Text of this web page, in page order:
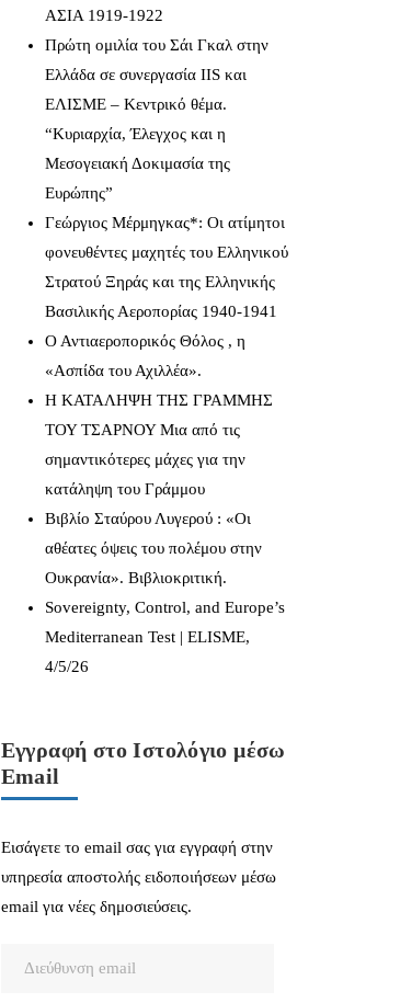
ΑΣΙΑ 1919-1922
Πρώτη ομιλία του Σάι Γκαλ στην
Ελλάδα σε συνεργασία IIS και
ΕΛΙΣΜΕ – Κεντρικό θέμα.
“Κυριαρχία, Έλεγχος και η
Μεσογειακή Δοκιμασία της
Ευρώπης”
Γεώργιος Μέρμηγκας*: Οι ατίμητοι
φονευθέντες μαχητές του Ελληνικού
Στρατού Ξηράς και της Ελληνικής
Βασιλικής Αεροπορίας 1940-1941
Ο Αντιαεροπορικός Θόλος , η
«Ασπίδα του Αχιλλέα».
Η ΚΑΤΑΛΗΨΗ ΤΗΣ ΓΡΑΜΜΗΣ
ΤΟΥ ΤΣΑΡΝΟΥ Μια από τις
σημαντικότερες μάχες για την
κατάληψη του Γράμμου
Βιβλίο Σταύρου Λυγερού : «Οι
αθέατες όψεις του πολέμου στην
Ουκρανία». Βιβλιοκριτική.
Sovereignty, Control, and Europe’s
Mediterranean Test | ELISME,
4/5/26
Εγγραφή στο Ιστολόγιο μέσω
Email
Εισάγετε το email σας για εγγραφή στην
υπηρεσία αποστολής ειδοποιήσεων μέσω
email για νέες δημοσιεύσεις.